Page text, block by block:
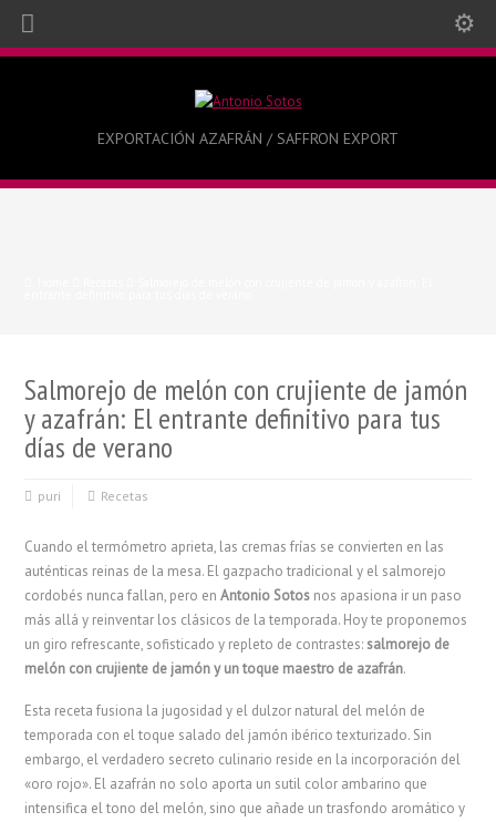
EXPORTACIÓN AZAFRÁN / SAFFRON EXPORT
Salmorejo de melón con crujiente de jamón
y azafrán: El entrante definitivo para tus
días de verano
puri Recetas
Cuando el termómetro aprieta, las cremas frías se convierten en las
auténticas reinas de la mesa. El gazpacho tradicional y el salmorejo
cordobés nunca fallan, pero enAntonio Sotos nos apasiona ir un paso
más allá y reinventar los clásicos de la temporada. Hoy te proponemos
un giro refrescante, sofisticado y repleto de contrastes: salmorejo de
melón con crujiente de jamón y un toque maestro de azafrán.
Esta receta fusiona la jugosidad y el dulzor natural del melón de
temporada con el toque salado del jamón ibérico texturizado. Sin
embargo, el verdadero secreto culinario reside en la incorporación del
«oro rojo». El azafrán no solo aporta un sutil color ambarino que
intensifica el tono del melón, sino que añade un trasfondo aromático y